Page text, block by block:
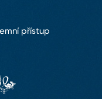
přístup